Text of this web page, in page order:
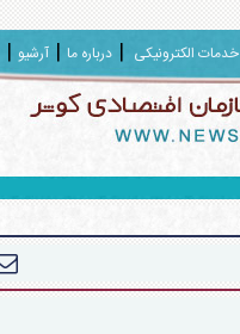
خدمات الکترونیکی درباره ما آرشیو